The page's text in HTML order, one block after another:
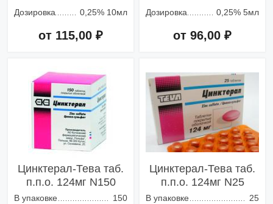
Дозировка
0,25% 10мл
от 115,00 ₽
Дозировка
0,25% 5мл
от 96,00 ₽
Цинктерал-Тева таб.
п.п.о. 124мг N150
В упаковке
150
Цинктерал-Тева таб.
п.п.о. 124мг N25
В упаковке
25